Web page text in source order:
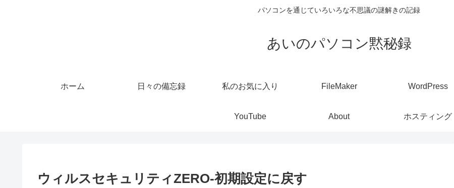
パソコンを通じていろいろな不思議の謎解きの記録
あいのパソコン黙秘録
ホーム 日々の備忘録 私のお気に入り FileMaker WordPress
YouTube About ホスティング
ウィルスセキュリティZERO-初期設定に戻す